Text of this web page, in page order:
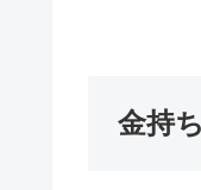
金持